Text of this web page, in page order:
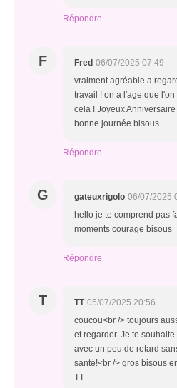
Répondre
F Fred 06/07/2025 07:49
vraiment agréable a
travail ! on a l'age que
cela ! Joyeux
bonne journée bisous
Répondre
G gateuxrigolo 06/07/2025
hello je te comprend pas
moments courage bisous
Répondre
T TT 05/07/2025 20:56
coucou<br /> toujours
et regarder. Je te
avec un peu de retard
santé!<br /> gros bisous
TT